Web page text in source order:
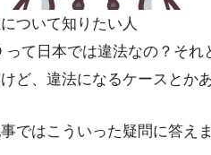
ついて知りたい人
って日本では違法なの？そ
ど、違法になるケースとか
ではこういった疑問に答えま